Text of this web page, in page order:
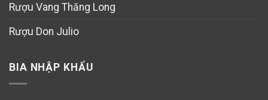
Rượu Vang Thăng Long
Rượu Don Julio
BIA NHẬP KHẨU